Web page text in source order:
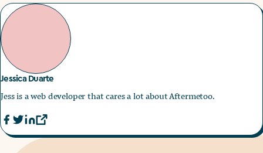
Jessica Duarte
Jess is a web developer that cares a lot about Aftermetoo.